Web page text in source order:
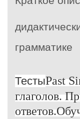
грамматике
ТестыPast
глаголов.